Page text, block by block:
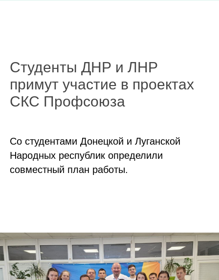
Студенты ДНР и ЛНР
примут участие в проектах
СКС Профсоюза
Со студентами Донецкой и Луганской
Народных республик определили
совместный план работы.